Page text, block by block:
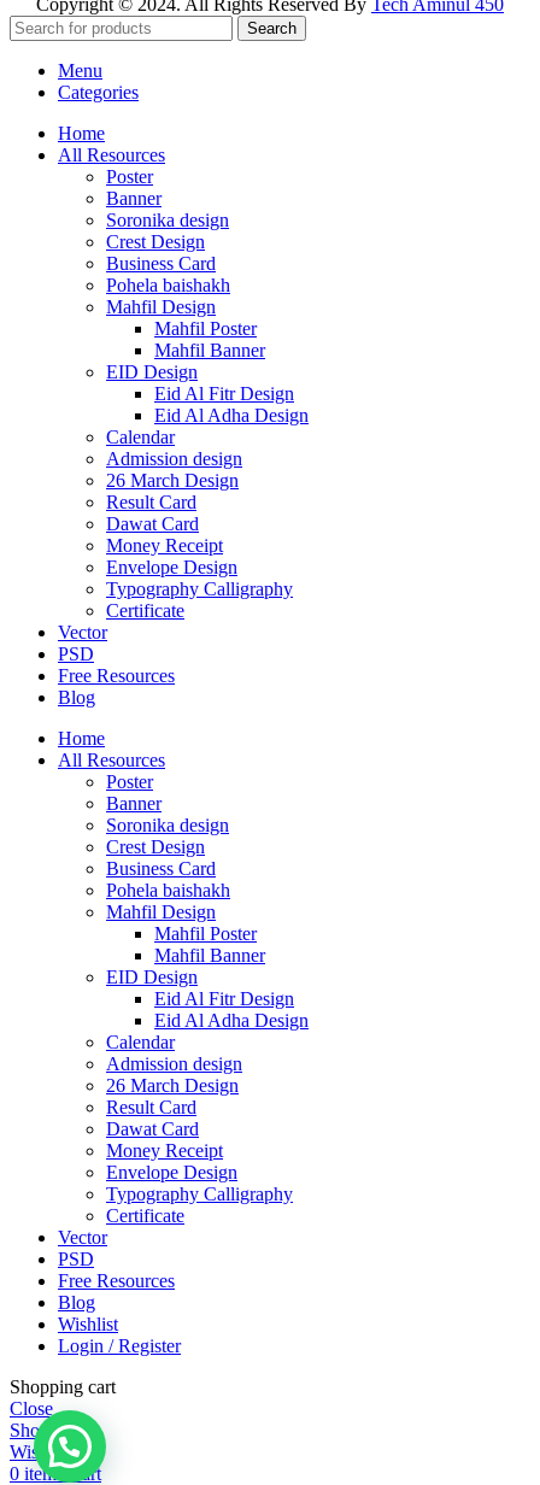
Search
Menu
Categories
Home
All Resources
Poster
Banner
Soronika design
Crest Design
Business Card
Pohela baishakh
Mahfil Design
Mahfil Poster
Mahfil Banner
EID Design
Eid Al Fitr Design
Eid Al Adha Design
Calendar
Admission design
26 March Design
Result Card
Dawat Card
Money Receipt
Envelope Design
Typography Calligraphy
Certificate
Vector
PSD
Free Resources
Blog
Home
All Resources
Poster
Banner
Soronika design
Crest Design
Business Card
Pohela baishakh
Mahfil Design
Mahfil Poster
Mahfil Banner
EID Design
Eid Al Fitr Design
Eid Al Adha Design
Calendar
Admission design
26 March Design
Result Card
Dawat Card
Money Receipt
Envelope Design
Typography Calligraphy
Certificate
Vector
PSD
Free Resources
Blog
Wishlist
Login / Register
Shopping cart
Close
Shop
Wishlist
0 items Cart